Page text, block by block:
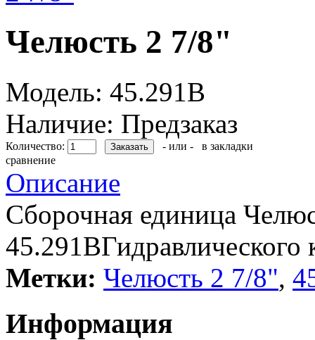
Челюсть 2 7/8"
Модель: 45.291В
Наличие: Предзаказ
Количество: - или -
в закладки
сравнение
Описание
Сборочная единица
Метки: Челюсть 2 7/8",
Информация